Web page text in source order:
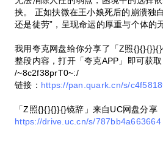
挟。 正如扶微在王小娘死后的崩溃独
还是徒劳”，呈现命运的厚重与个体的
我用夸克网盘给你分享了「Z照
整段内容，打开「夸克APP」即可获取
/~8c2f38prT0~:/
链接： https://pan.quark.cn/s/
「Z照{}{}{}}{}镜辞」来自UC网盘分享
https://drive.uc.cn/s/787bb4a663664